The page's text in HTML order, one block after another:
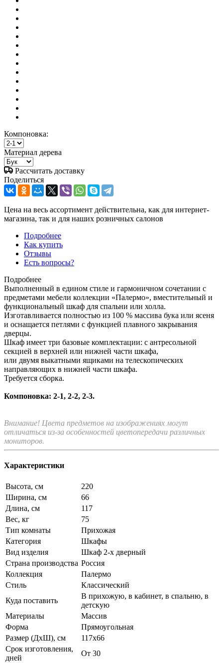
Компоновка:
Материал дерева
Рассчитать доставку
Поделиться
Цена на весь ассортимент действительна, как для интернет-
магазина, так и для наших розничных салонов
Подробнее
Как купить
Отзывы
Есть вопросы?
Подробнее
Выполненный в едином стиле и гармоничном сочетании с
предметами мебели коллекции «Палермо», вместительный и
функциональный шкаф для спальни или холла.
Изготавливается полностью из 100 % массива бука или ясеня
и оснащается петлями с функцией плавного закрывания
дверцы.
Шкаф имеет три базовые комплектации: c антресольной
секцией в верхней или нижней части шкафа,
или двумя выкатными ящиками на телескопических
направляющих в нижней части шкафа.
Требуется сборка.
Компоновка: 2-1, 2-2, 2-3.
Внимание! Цвета предметов на изображениях могут
отличаться из-за особенностей цветопередачи различных
мониторов.
Характеристики
Высота, см
220
Ширина, см
66
Длина, см
117
Вес, кг
75
Тип комнаты
Прихожая
Категория
Шкафы
Вид изделия
Шкаф 2-х дверный
Страна производства Россия
Коллекция
Палермо
Стиль
Классический
Куда поставить
В прихожую, в кабинет, в спальню, в
детскую
Материалы
Массив
Форма
Прямоугольная
Размер (ДхШ), см
117х66
Срок изготовления,
дней
От 30